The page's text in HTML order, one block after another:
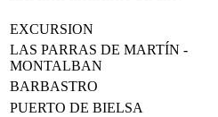
EXCURSION
LAS PARRAS DE MARTÍN -
MONTALBAN
BARBASTRO
PUERTO DE BIELSA